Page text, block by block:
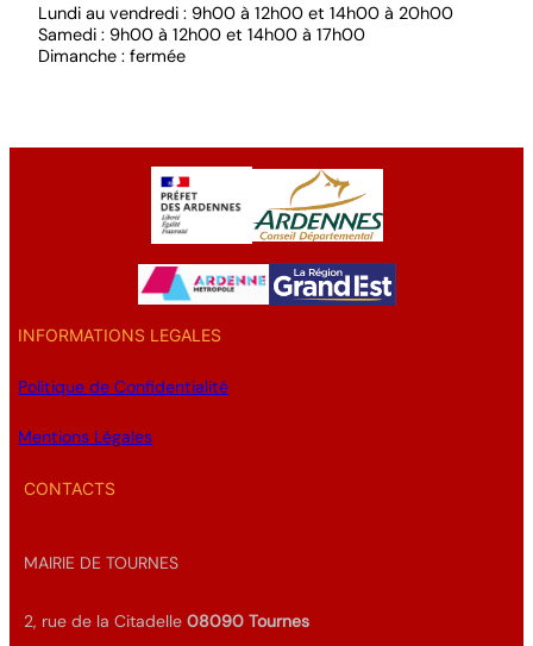
Lundi au vendredi : 9h00 à 12h00 et 14h00 à 20h00
Samedi : 9h00 à 12h00 et 14h00 à 17h00
Dimanche : fermée
INFORMATIONS LEGALES
Politique de Confidentialité
Mentions Légales
CONTACTS
MAIRIE DE TOURNES
2, rue de la Citadelle08090 Tournes